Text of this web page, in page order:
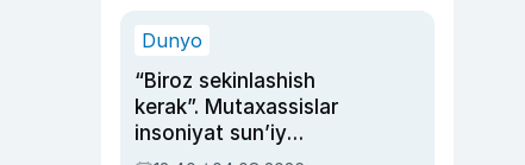
Dunyo
“Biroz sekinlashish
kerak”. Mutaxassislar
insoniyat sun’iy
intellektni boshqara